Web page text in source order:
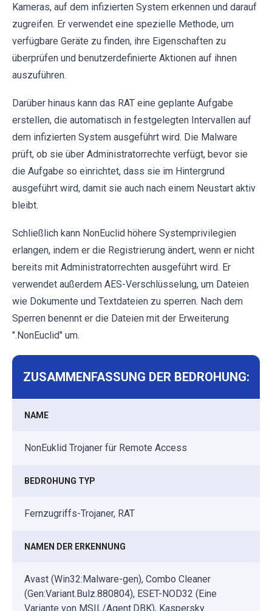
Kameras, auf dem infizierten System erkennen und darauf
zugreifen. Er verwendet eine spezielle Methode, um
verfügbare Geräte zu finden, ihre Eigenschaften zu
überprüfen und benutzerdefinierte Aktionen auf ihnen
auszuführen.
Darüber hinaus kann das RAT eine geplante Aufgabe
erstellen, die automatisch in festgelegten Intervallen auf
dem infizierten System ausgeführt wird. Die Malware
prüft, ob sie über Administratorrechte verfügt, bevor sie
die Aufgabe so einrichtet, dass sie im Hintergrund
ausgeführt wird, damit sie auch nach einem Neustart aktiv
bleibt.
Schließlich kann NonEuclid höhere Systemprivilegien
erlangen, indem er die Registrierung ändert, wenn er nicht
bereits mit Administratorrechten ausgeführt wird. Er
verwendet außerdem AES-Verschlüsselung, um Dateien
wie Dokumente und Textdateien zu sperren. Nach dem
Sperren benennt er die Dateien mit der Erweiterung
".NonEuclid" um.
ZUSAMMENFASSUNG DER BEDROHUNG:
NAME
NonEuklid Trojaner für Remote Access
BEDROHUNG TYP
Fernzugriffs-Trojaner, RAT
NAMEN DER ERKENNUNG
Avast (Win32:Malware-gen), Combo Cleaner
(Gen:Variant.Bulz.880804), ESET-NOD32 (Eine
Variante von MSIL/Agent.DBK), Kaspersky